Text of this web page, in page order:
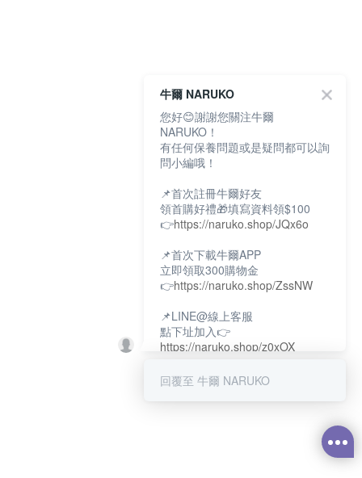
牛爾 NARUKO
您好😊謝謝您關注牛爾
NARUKO！
有任何保養問題或是疑問都可以詢
問小編哦！
📌首次註冊牛爾好友
領首購好禮🎁填寫資料領$100
👉https://naruko.shop/JQx6o
📌首次下載牛爾APP
立即領取300購物金
👉https://naruko.shop/ZssNW
📌LINE@線上客服
點下址加入👉
https://naruko.shop/z0xOX
📌電話客服：02-26581707
回覆至 牛爾 NARUKO